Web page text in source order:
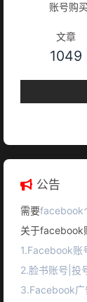
账号购
文章
1049
公告
需要facebook
关于facebook
1.Facebook账
2.脸书账号|投
3.Facebook广